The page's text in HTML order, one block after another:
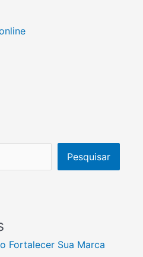
Pesquisar
Fortalecer Sua Marca